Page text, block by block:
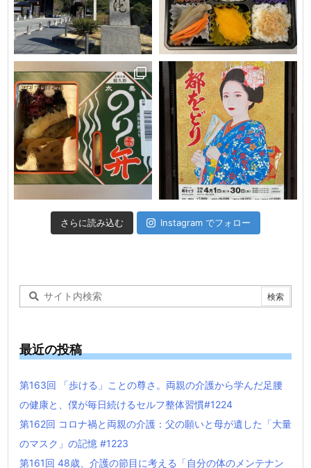
さらに読み込む Instagram でフォロー
最近の投稿
第163回 「歩ける」ことの尊さ。両親の介護から学んだ足腰
の健康と、僕が毎日続けるセルフ整体習慣#1224
第162回 コロナ禍と両親の介護：父の願いと母が遺した「大量
のマスク」の記憶 #1223
第161回 48歳、介護の節目に考える「自分の体のメンテナン